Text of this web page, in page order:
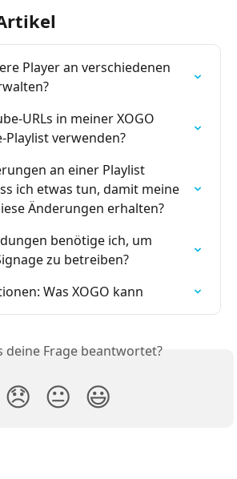
Player an verschiedenen
URLs in meiner XOGO
Playlist verwenden?
an einer Playlist
ich etwas tun, damit meine
Änderungen erhalten?
benötige ich, um
zu betreiben?
Was XOGO kann
deine Frage beantwortet?
😞 😐 😃